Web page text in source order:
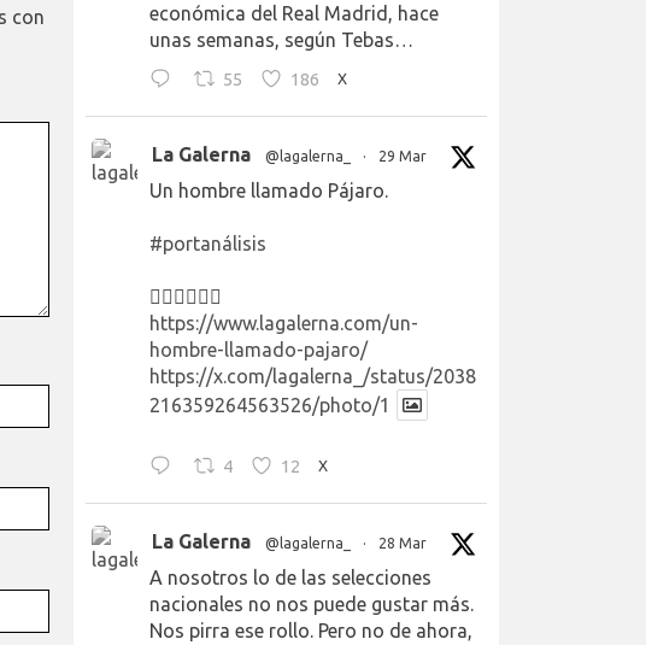
con
económica del Real Madrid, hace
unas semanas, según Tebas…
55 186 X
La Galerna @lagalerna_ · 29 Mar
Un hombre llamado Pájaro.
#portanálisis
👉🏻👉🏻👉🏻
https://www.lagalerna.com/un-
hombre-llamado-pajaro/
https://x.com/lagalerna_/status/2038
216359264563526/photo/1
4 12 X
La Galerna @lagalerna_ · 28 Mar
A nosotros lo de las selecciones
nacionales no nos puede gustar más.
Nos pirra ese rollo. Pero no de ahora,